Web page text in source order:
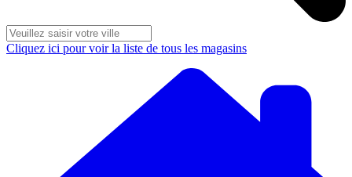
Cliquez ici pour voir la liste de tous les magasins